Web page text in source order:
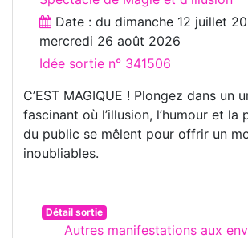
Date : du dimanche 12 juillet
mercredi 26 août 2026
Idée sortie n° 341506
C’EST MAGIQUE ! Plongez dans un
fascinant où l’illusion, l’humour et
du public se mêlent pour offrir un
inoubliables.
Détail sortie
Autres manifestations aux